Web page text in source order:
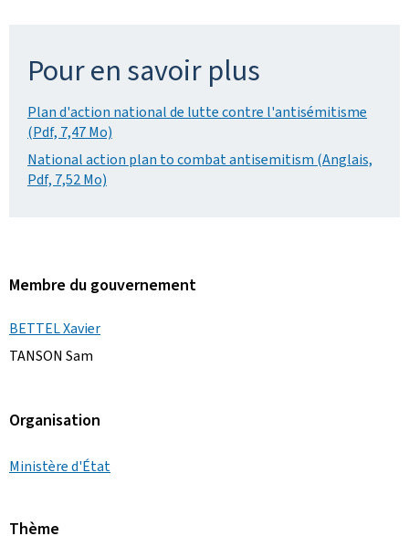
Pour en savoir plus
Plan d'action national de lutte contre l'antisémitisme
(Pdf, 7,47 Mo)
National action plan to combat antisemitism (Anglais,
Pdf, 7,52 Mo)
Membre du gouvernement
BETTEL Xavier
TANSON Sam
Organisation
Ministère d'État
Thème